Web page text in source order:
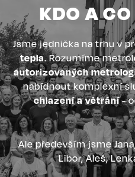
KDO A CO
Jsme jednička na trhu v
tepla. Rozumíme
autorizovaných
nabídnout komplexní
chlazení a větrání-
Ale především jsme
Libor, Aleš,